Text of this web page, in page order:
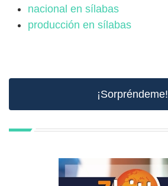
nacional en sílabas
producción en sílabas
¡Sorpréndeme!